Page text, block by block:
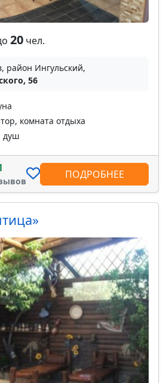
20 чел.
район Ингульский,
56
комната отдыха
душ
ПОДРОБНЕЕ